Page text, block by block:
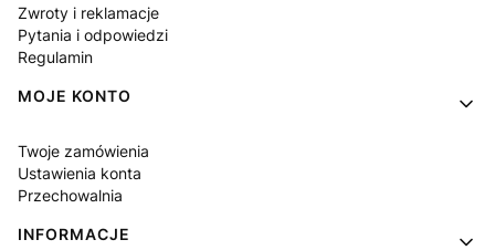
Zwroty i reklamacje
Pytania i odpowiedzi
Regulamin
MOJE KONTO
Twoje zamówienia
Ustawienia konta
Przechowalnia
INFORMACJE